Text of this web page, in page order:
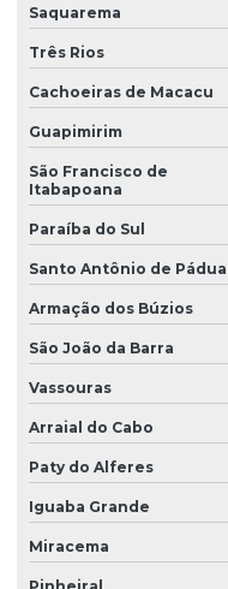
Saquarema
Três Rios
Cachoeiras de Macacu
Guapimirim
São Francisco de
Itabapoana
Paraíba do Sul
Santo Antônio de Pádua
Armação dos Búzios
São João da Barra
Vassouras
Arraial do Cabo
Paty do Alferes
Iguaba Grande
Miracema